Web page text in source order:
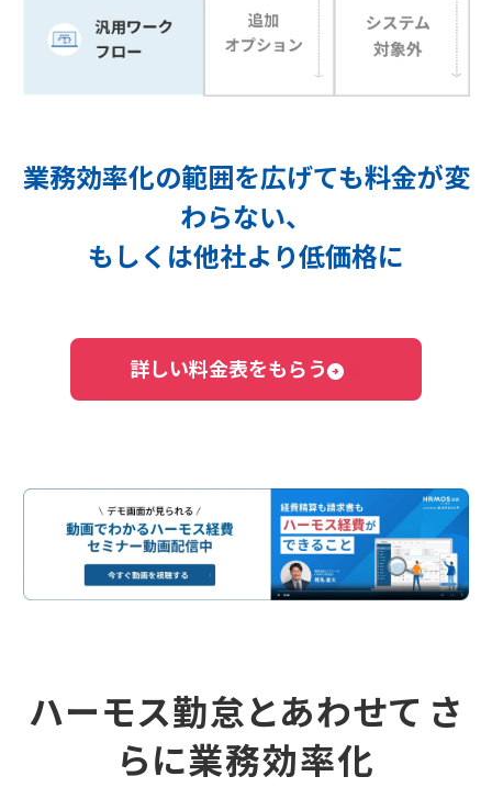
業務効率化の範囲を広げても料金が変
わらない、
もしくは他社より低価格に
詳しい料金表をもらう
ハーモス勤怠とあわせて さ
らに業務効率化